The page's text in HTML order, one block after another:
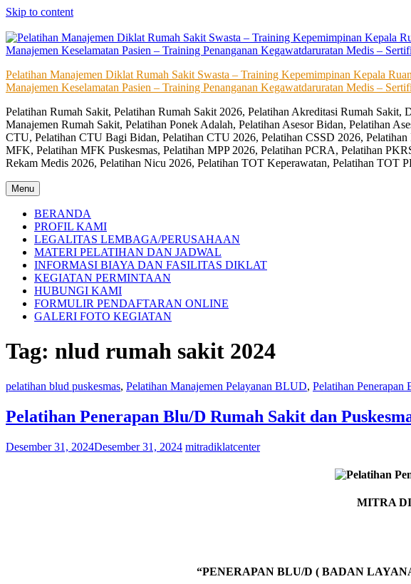
Skip to content
Pelatihan Manajemen Diklat Rumah Sakit Swasta – Training Kepemimpinan Kepala
Manajemen Keselamatan Pasien – Training Penanganan Kegawatdaruratan Medis –
Pelatihan Rumah Sakit, Pelatihan Rumah Sakit 2026, Pelatihan Akreditasi Rumah
Manajemen Rumah Sakit, Pelatihan Ponek Adalah, Pelatihan Asesor Bidan, Pelatihan
CTU, Pelatihan CTU Bagi Bidan, Pelatihan CTU 2026, Pelatihan CSSD 2026,
MFK, Pelatihan MFK Puskesmas, Pelatihan MPP 2026, Pelatihan PCRA, Pelatihan
Rekam Medis 2026, Pelatihan Nicu 2026, Pelatihan TOT Keperawatan, Pelatihan TOT
Menu
BERANDA
PROFIL KAMI
LEGALITAS LEMBAGA/PERUSAHAAN
MATERI PELATIHAN DAN JADWAL
INFORMASI BIAYA DAN FASILITAS DIKLAT
KEGIATAN PERMINTAAN
HUBUNGI KAMI
FORMULIR PENDAFTARAN ONLINE
GALERI FOTO KEGIATAN
Tag: nlud rumah sakit 2024
pelatihan blud puskesmas, Pelatihan Manajemen Pelayanan BLUD, Pelatihan Penerapan
Pelatihan Penerapan Blu/D Rumah Sakit dan
Desember 31, 2024Desember 31, 2024 mitradiklatcenter
MITRA
“PENERAPAN BLU/D ( BADAN